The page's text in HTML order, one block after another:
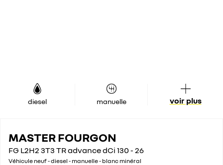
diesel manuelle voir plus
MASTER FOURGON
FG L2H2 3T3 TR advance dCi 130 - 26
Véhicule neuf - diesel - manuelle - blanc minéral